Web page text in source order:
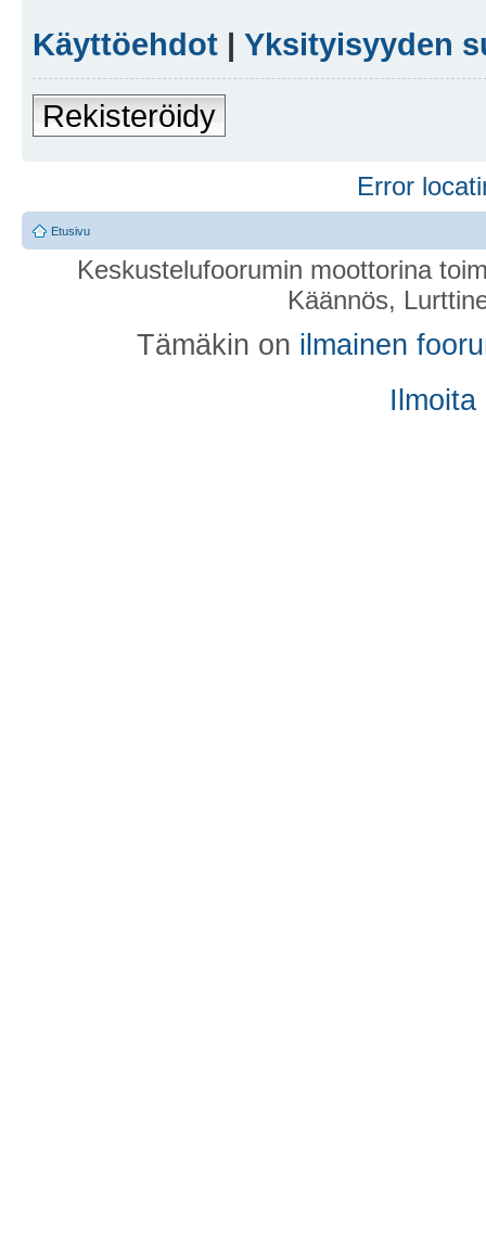
Käyttöehdot | Yksityisyyden
Rekisteröidy
Error
Etusivu
Keskustelufoorumin moottorina
Käännös,
Tämäkin on ilmainen